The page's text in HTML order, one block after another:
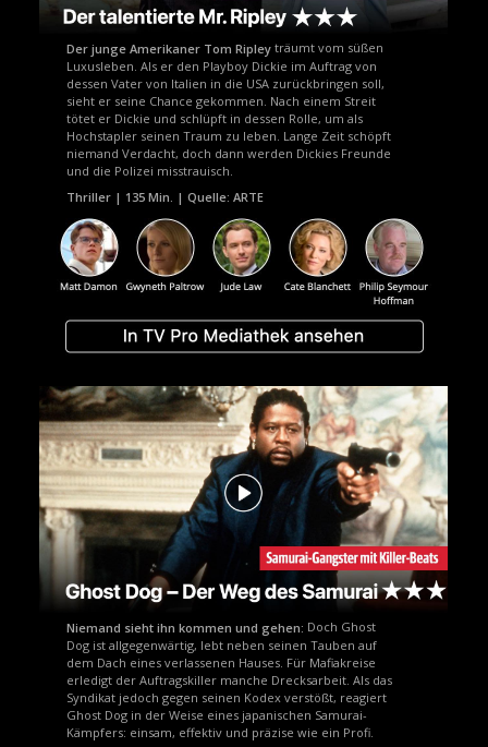
Der junge Amerikaner Tom Ripley träumt vom süßen
Luxusleben. Als er den Playboy Dickie im Auftrag von
dessen Vater von Italien in die USA zurückbringen soll,
sieht er seine Chance gekommen. Nach einem Streit
tötet er Dickie und schlüpft in dessen Rolle, um als
Hochstapler seinen Traum zu leben. Lange Zeit schöpft
niemand Verdacht, doch dann werden Dickies Freunde
und die Polizei misstrauisch.
Thriller | 135 Min. | Quelle: ARTE
Niemand sieht ihn kommen und gehen: Doch Ghost
Dog ist allgegenwärtig, lebt neben seinen Tauben auf
dem Dach eines verlassenen Hauses. Für Mafiakreise
erledigt der Auftragskiller manche Drecksarbeit. Als das
Syndikat jedoch gegen seinen Kodex verstößt, reagiert
Ghost Dog in der Weise eines japanischen Samurai-
Kämpfers: einsam, effektiv und präzise wie ein Profi.